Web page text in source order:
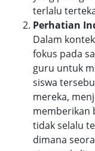
terlalu
Perhatian
Dalam
fokus pada
guru untuk
siswa
mereka,
memberikan
tidak selalu
dimana